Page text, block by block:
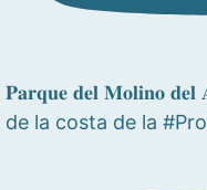
𝐏𝐚𝐫𝐪𝐮𝐞 𝐝𝐞𝐥 𝐌𝐨𝐥𝐢𝐧𝐨
de la costa de la